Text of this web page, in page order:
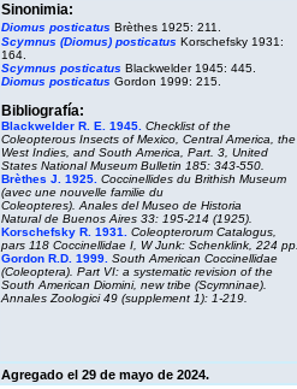
Sinonimia:
Diomus posticatus Brèthes 1925: 211.
Scymnus (Diomus) posticatus Korschefsky 1931:
164.
Scymnus posticatus Blackwelder 1945: 445.
Diomus posticatus Gordon 1999: 215.
Bibliografía:
Blackwelder R. E. 1945. Checklist of the
Coleopterous Insects of Mexico, Central America, the
West Indies, and South America, Part. 3, United
States National Museum Bulletin 185: 343-550.
Brèthes J. 1925. Coccinellides du Brithish Museum
(avec une nouvelle familie du
Coleopteres). Anales del Museo de Historia
Natural de Buenos Aires33: 195-214 (1925).
Korschefsky R. 1931.
Coleopterorum Catalogus,
pars 118 Coccinellidae I, W Junk: Schenklink, 224 pp.
Gordon R.D. 1999. South American Coccinellidae
(Coleoptera). Part VI: a systematic revision of the
South American Diomini, new tribe (Scymninae).
Annales Zoologici 49 (supplement 1): 1-219.
Agregado el 29 de mayo de 2024.